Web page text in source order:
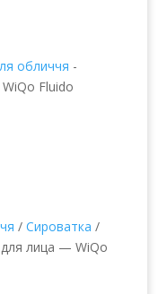
обличчя -
Fluido
/ Сироватка /
лица — WiQo